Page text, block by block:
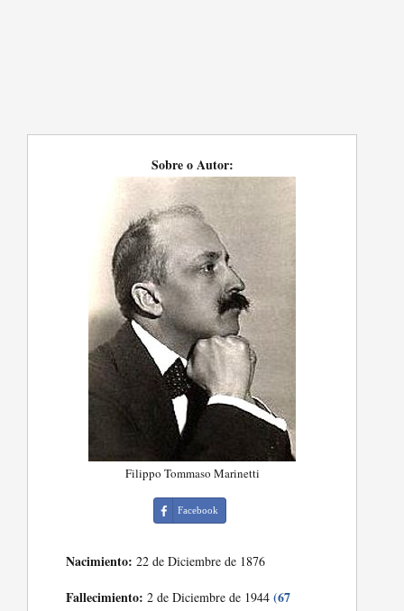
Sobre o Autor:
Filippo Tommaso Marinetti
Facebook
Nacimiento: 22 de Diciembre de 1876
Fallecimiento: 2 de Diciembre de 1944(67